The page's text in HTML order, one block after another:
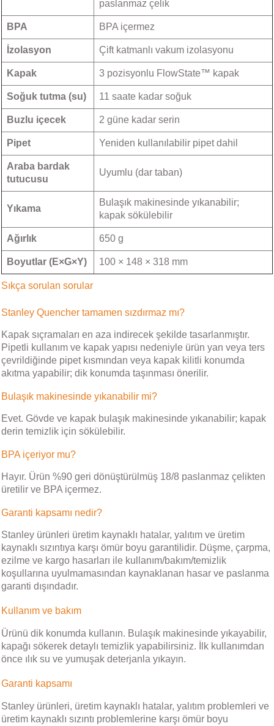
paslanmaz çelik
BPA BPA içermez
İzolasyon Çift katmanlı vakum izolasyonu
Kapak 3 pozisyonlu FlowState™ kapak
Soğuk tutma (su) 11 saate kadar soğuk
Buzlu içecek 2 güne kadar serin
Pipet Yeniden kullanılabilir pipet dahil
Araba bardak
tutucusu
Uyumlu (dar taban)
Yıkama
Bulaşık makinesinde yıkanabilir;
kapak sökülebilir
Ağırlık 650 g
Boyutlar (E×G×Y) 100 × 148 × 318 mm
Sıkça sorulan sorular
Stanley Quencher tamamen sızdırmaz mı?
Kapak sıçramaları en aza indirecek şekilde tasarlanmıştır.
Pipetli kullanım ve kapak yapısı nedeniyle ürün yan veya ters
çevrildiğinde pipet kısmından veya kapak kilitli konumda
akıtma yapabilir; dik konumda taşınması önerilir.
Bulaşık makinesinde yıkanabilir mi?
Evet. Gövde ve kapak bulaşık makinesinde yıkanabilir; kapak
derin temizlik için sökülebilir.
BPA içeriyor mu?
Hayır. Ürün %90 geri dönüştürülmüş 18/8 paslanmaz çelikten
üretilir ve BPA içermez.
Garanti kapsamı nedir?
Stanley ürünleri üretim kaynaklı hatalar, yalıtım ve üretim
kaynaklı sızıntıya karşı ömür boyu garantilidir. Düşme, çarpma,
ezilme ve kargo hasarları ile kullanım/bakım/temizlik
koşullarına uyulmamasından kaynaklanan hasar ve paslanma
garanti dışındadır.
Kullanım ve bakım
Ürünü dik konumda kullanın. Bulaşık makinesinde yıkayabilir,
kapağı sökerek detaylı temizlik yapabilirsiniz. İlk kullanımdan
önce ılık su ve yumuşak deterjanla yıkayın.
Garanti kapsamı
Stanley ürünleri, üretim kaynaklı hatalar, yalıtım problemleri ve
üretim kaynaklı sızıntı problemlerine karşı ömür boyu